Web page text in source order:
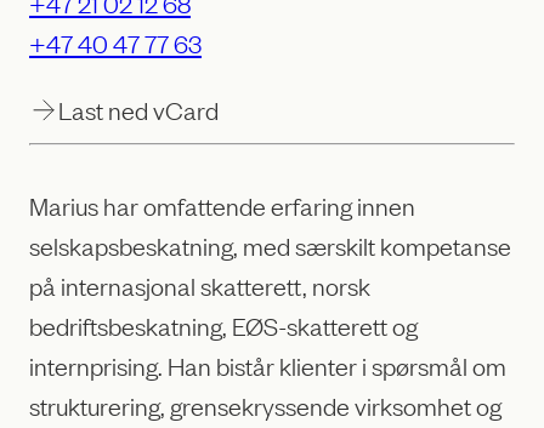
+47 40 47 77 63
Last ned vCard
Marius har omfattende erfaring innen
selskapsbeskatning, med særskilt kompetanse
på internasjonal skatterett, norsk
bedriftsbeskatning, EØS-skatterett og
internprising. Han bistår klienter i spørsmål om
strukturering, grensekryssende virksomhet og